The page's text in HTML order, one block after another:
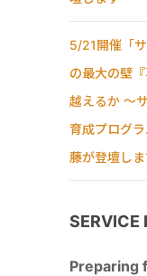
5/21開催「
の最大の壁
越えるか ～
育成プログ
藤が登壇しま
SERVICE
Preparing